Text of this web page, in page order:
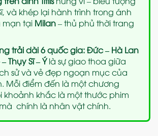
và khép lại hành trình trong ánh
mạn tại Milan– thủ phủ thời trang
trải dài 6 quốc gia: Đức – Hà Lan
Thụy Sĩ – Ýlà sự giao thoa giữa
sử và vẻ đẹp ngoạn mục của
Mỗi điểm đến là một chương
khoảnh khắc là một thước phim
chính là nhân vật chính.